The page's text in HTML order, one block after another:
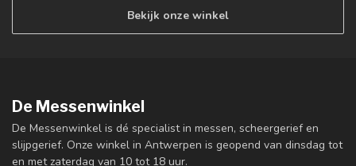
Bekijk onze winkel
De Messenwinkel
De Messenwinkel is dé specialist in messen, scheergerief en
slijpgerief. Onze winkel in Antwerpen is geopend van dinsdag tot
en met zaterdag van 10 tot 18 uur.